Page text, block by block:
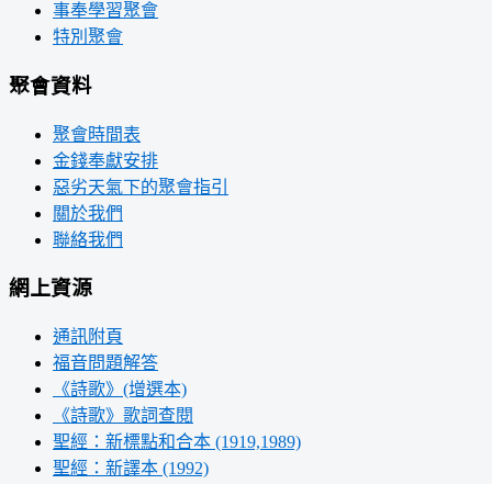
事奉學習聚會
特別聚會
聚會資料
聚會時間表
金錢奉獻安排
惡劣天氣下的聚會指引
關於我們
聯絡我們
網上資源
通訊附頁
福音問題解答
《詩歌》(增選本)
《詩歌》歌詞查閱
聖經：新標點和合本 (1919,1989)
聖經：新譯本 (1992)